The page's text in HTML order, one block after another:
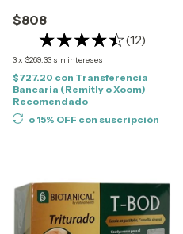
$808
(12)
3x $269.33 sin intereses
$727.20 con Transferencia
Bancaria (Remitly o Xoom)
Recomendado
o 15% OFF con suscripción